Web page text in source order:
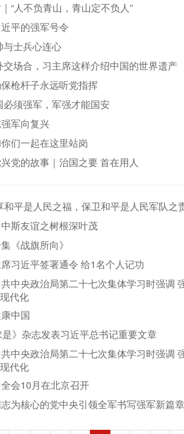
“人不负青山，青山定不负人”
平的强军号令
与士兵心连心
交场合，习主席这样介绍中国的世界遗产
枪杆子永远听党指挥
必须强军，军强才能国安
军向复兴
们一起在这里站岗
党的故事｜治国之要 首在用人
和平是人民之福，保卫和平是人民军队之
斯友谊之树根深叶茂
《战旗所向》
习近平签署通令 给1名个人记功
中央政治局第二十七次集体学习时强调
代化
中国
》杂志发表习近平总书记重要文章
中央政治局第二十七次集体学习时强调
代化
会10月在北京召开
为核心的党中央引领全军书写强军新篇章